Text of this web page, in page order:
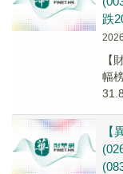
跌
【
幅
【